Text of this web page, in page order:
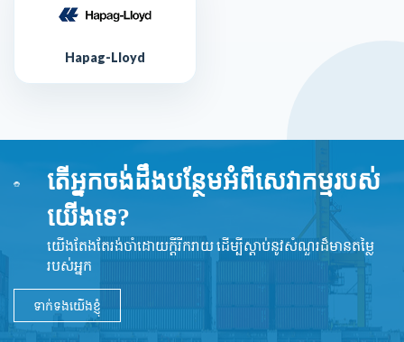
Hapag-Lloyd
តើអ្នកចង់ដឹងបន្ថែមអំពីសេវាកម្មរបស់
យើងទេ?
យើងតែងតែរង់ចាំដោយក្ដីរីករាយ ដើម្បីស្តាប់នូវ​សំណួរដ៏​មានតម្លៃ
របស់អ្នក
ទាក់ទងយើងខ្ញុំ